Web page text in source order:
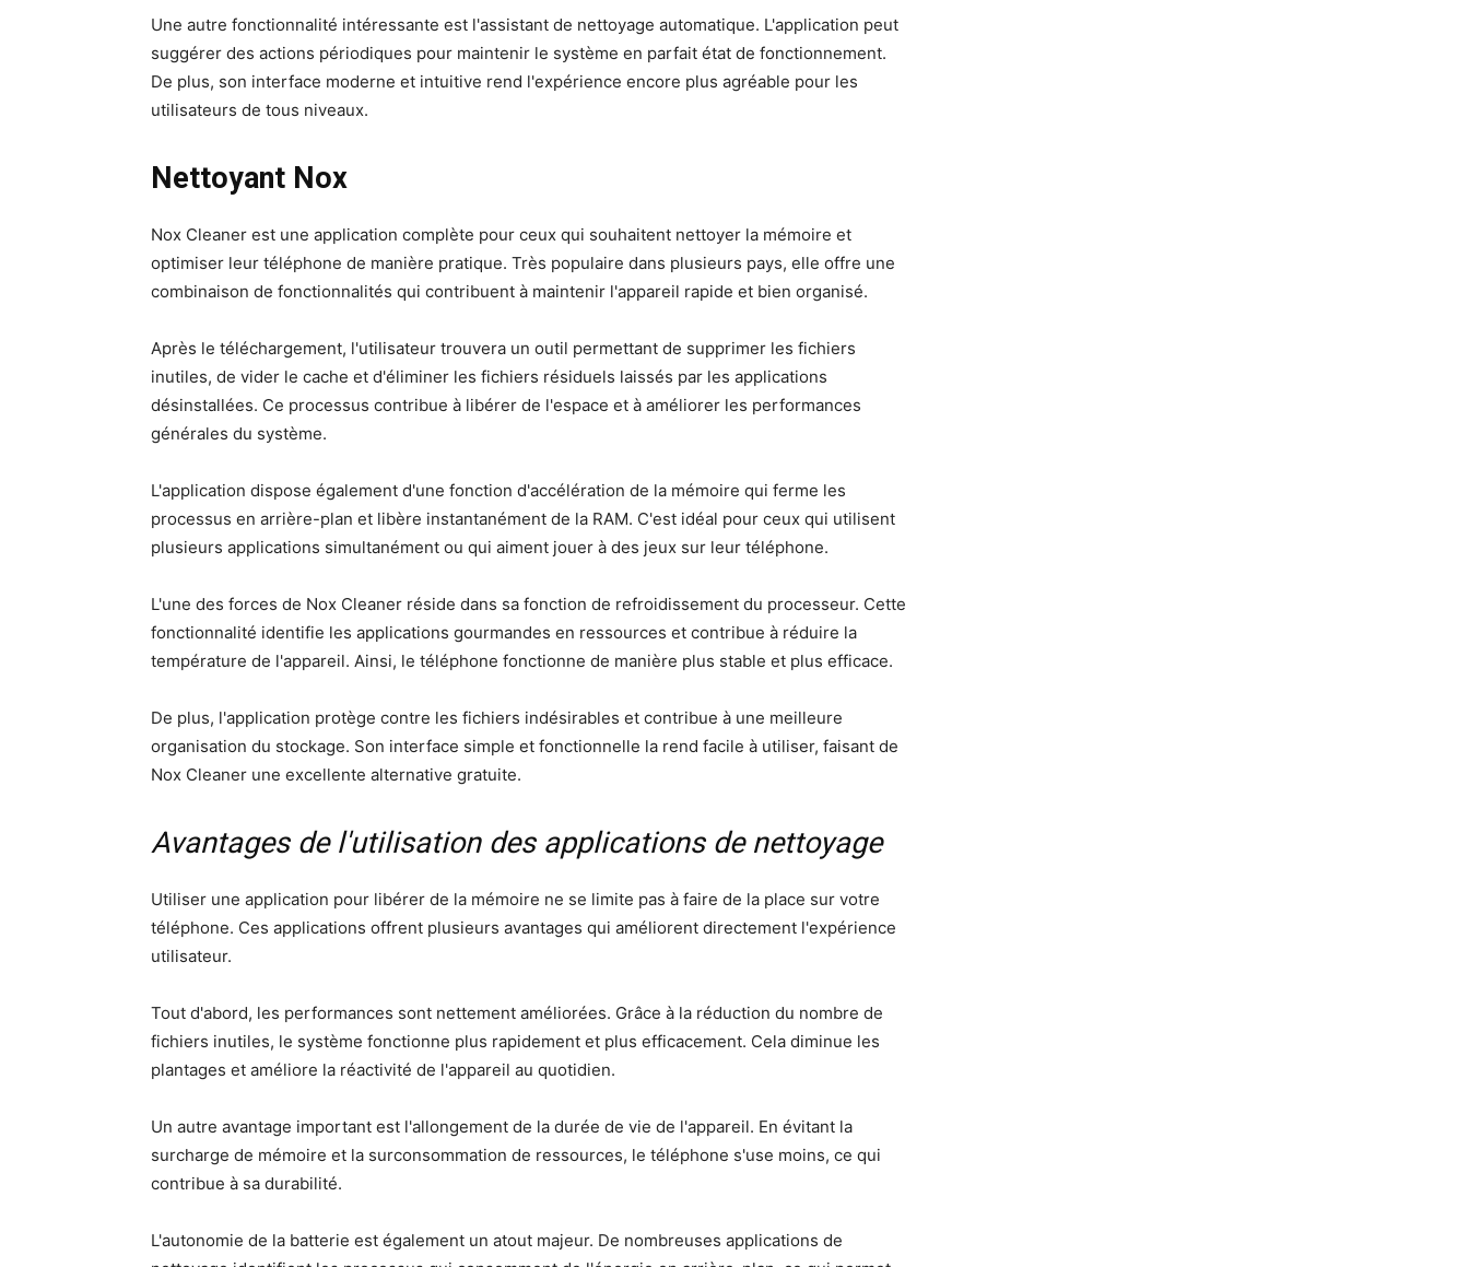
Une autre fonctionnalité intéressante est l'assistant de nettoyage automatique. L'application peut
suggérer des actions périodiques pour maintenir le système en parfait état de fonctionnement.
De plus, son interface moderne et intuitive rend l'expérience encore plus agréable pour les
utilisateurs de tous niveaux.
Nettoyant Nox
Nox Cleaner est une application complète pour ceux qui souhaitent nettoyer la mémoire et
optimiser leur téléphone de manière pratique. Très populaire dans plusieurs pays, elle offre une
combinaison de fonctionnalités qui contribuent à maintenir l'appareil rapide et bien organisé.
Après le téléchargement, l'utilisateur trouvera un outil permettant de supprimer les fichiers
inutiles, de vider le cache et d'éliminer les fichiers résiduels laissés par les applications
désinstallées. Ce processus contribue à libérer de l'espace et à améliorer les performances
générales du système.
L'application dispose également d'une fonction d'accélération de la mémoire qui ferme les
processus en arrière-plan et libère instantanément de la RAM. C'est idéal pour ceux qui utilisent
plusieurs applications simultanément ou qui aiment jouer à des jeux sur leur téléphone.
L'une des forces de Nox Cleaner réside dans sa fonction de refroidissement du processeur. Cette
fonctionnalité identifie les applications gourmandes en ressources et contribue à réduire la
température de l'appareil. Ainsi, le téléphone fonctionne de manière plus stable et plus efficace.
De plus, l'application protège contre les fichiers indésirables et contribue à une meilleure
organisation du stockage. Son interface simple et fonctionnelle la rend facile à utiliser, faisant de
Nox Cleaner une excellente alternative gratuite.
Avantages de l'utilisation des applications de nettoyage
Utiliser une application pour libérer de la mémoire ne se limite pas à faire de la place sur votre
téléphone. Ces applications offrent plusieurs avantages qui améliorent directement l'expérience
utilisateur.
Tout d'abord, les performances sont nettement améliorées. Grâce à la réduction du nombre de
fichiers inutiles, le système fonctionne plus rapidement et plus efficacement. Cela diminue les
plantages et améliore la réactivité de l'appareil au quotidien.
Un autre avantage important est l'allongement de la durée de vie de l'appareil. En évitant la
surcharge de mémoire et la surconsommation de ressources, le téléphone s'use moins, ce qui
contribue à sa durabilité.
L'autonomie de la batterie est également un atout majeur. De nombreuses applications de